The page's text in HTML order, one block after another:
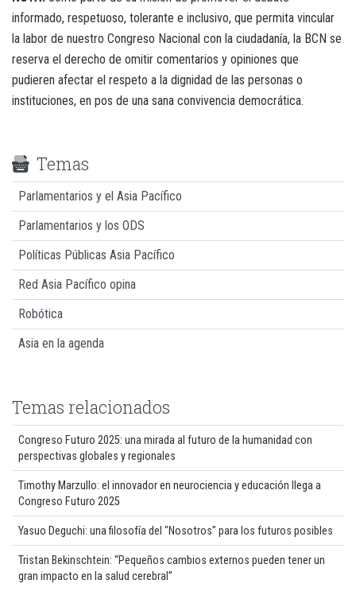
informado, respetuoso, tolerante e inclusivo, que permita vincular
la labor de nuestro Congreso Nacional con la ciudadanía, la BCN se
reserva el derecho de omitir comentarios y opiniones que
pudieren afectar el respeto a la dignidad de las personas o
instituciones, en pos de una sana convivencia democrática.
Temas
Parlamentarios y el Asia Pacífico
Parlamentarios y los ODS
Políticas Públicas Asia Pacífico
Red Asia Pacífico opina
Robótica
Asia en la agenda
Temas relacionados
Congreso Futuro 2025: una mirada al futuro de la humanidad con
perspectivas globales y regionales
Timothy Marzullo: el innovador en neurociencia y educación llega a
Congreso Futuro 2025
Yasuo Deguchi: una filosofía del "Nosotros" para los futuros posibles
Tristan Bekinschtein: “Pequeños cambios externos pueden tener un
gran impacto en la salud cerebral”